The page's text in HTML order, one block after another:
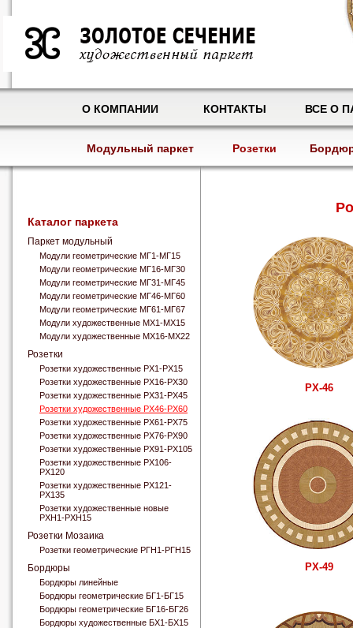
О КОМПАНИИ КОНТАКТЫ ВСЕ О
Модульный паркет Розетки
Каталог паркета
Паркет модульный
Модули геометрические МГ1-МГ15
Модули геометрические МГ16-МГ30
Модули геометрические МГ31-МГ45
Модули геометрические МГ46-МГ60
Модули геометрические МГ61-МГ67
Модули художественные МХ1-МХ15
Модули художественные МХ16-МХ22
Розетки
Розетки художественные РХ1-РХ15
Розетки художественные РХ16-РХ30
Розетки художественные РХ31-РХ45
Розетки художественные РХ46-РХ60
Розетки художественные РХ61-РХ75
Розетки художественные РХ76-РХ90
Розетки художественные РХ91-РХ105
Розетки художественные РХ106-
РХ120
Розетки художественные РХ121-
РХ135
Розетки художественные новые
РХН1-РХН15
Розетки Мозаика
Розетки геометрические РГН1-РГН15
Бордюры
Бордюры линейные
Бордюры геометрические БГ1-БГ15
Бордюры геометрические БГ16-БГ26
Бордюры художественные БХ1-БХ15
РХ-46
РХ-49